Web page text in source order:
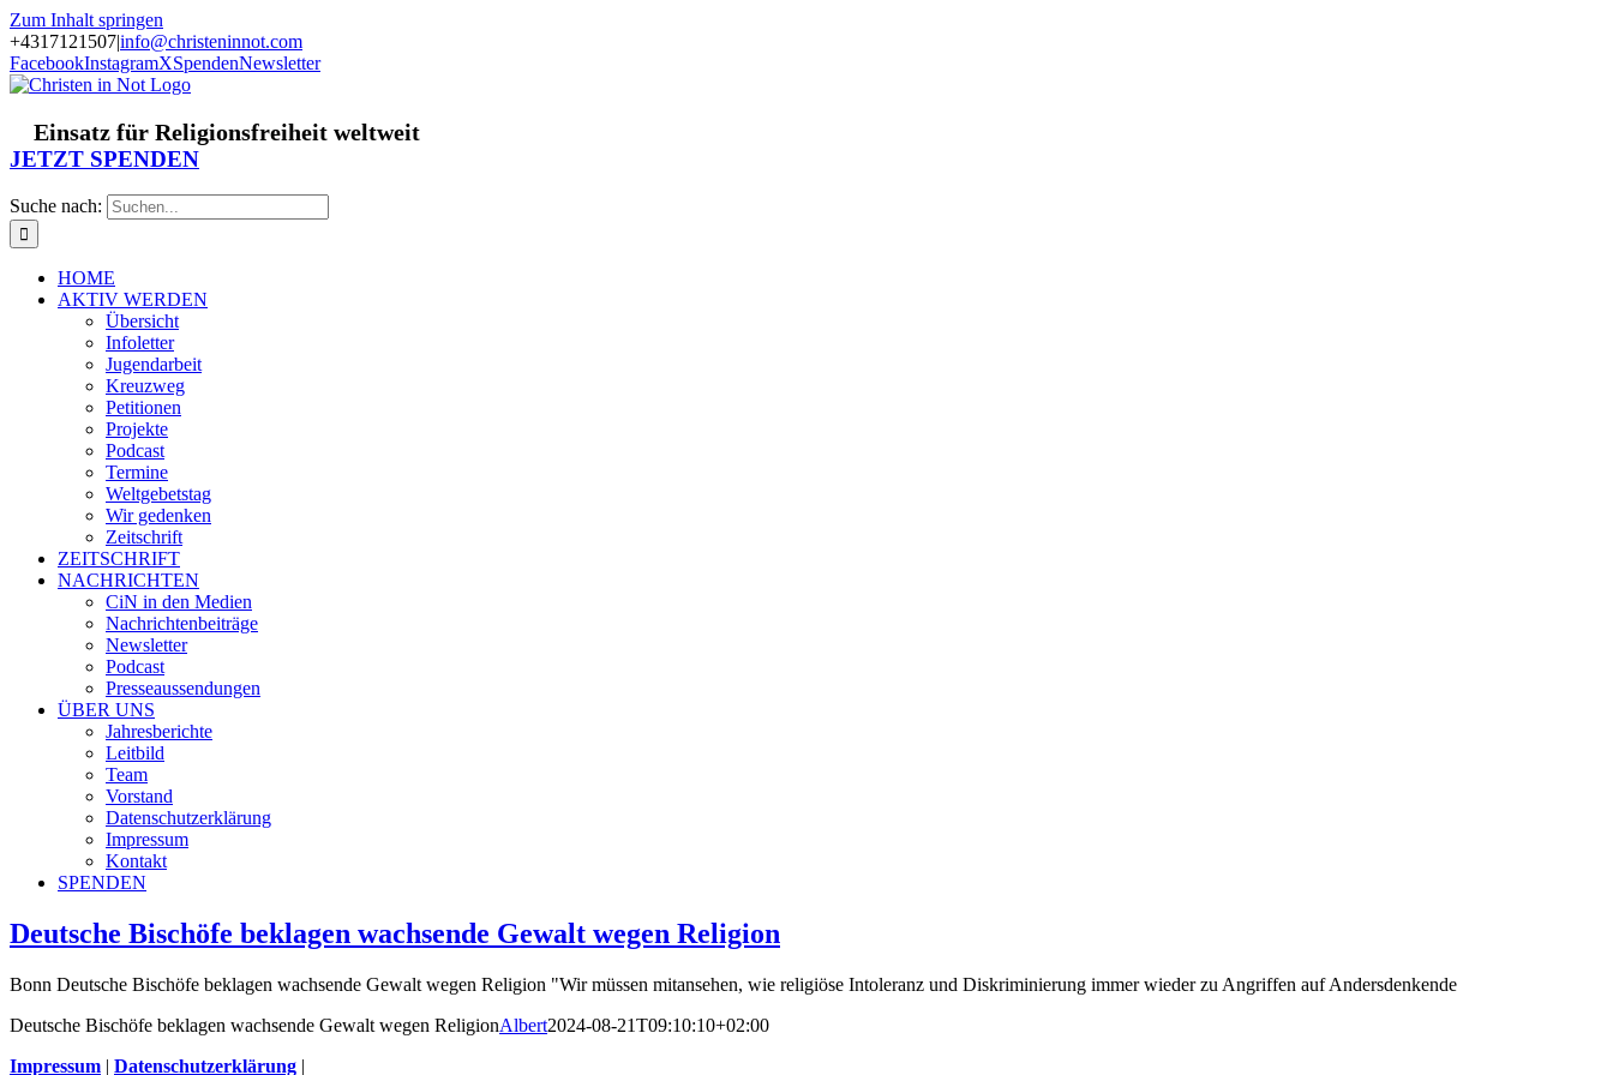
Zum Inhalt springen
+4317121507|info@christeninnot.com
FacebookInstagramXSpendenNewsletter
Einsatz für Religionsfreiheit weltweit
JETZT SPENDEN
Suche nach:
HOME
AKTIV WERDEN
Übersicht
Infoletter
Jugendarbeit
Kreuzweg
Petitionen
Projekte
Podcast
Termine
Weltgebetstag
Wir gedenken
Zeitschrift
ZEITSCHRIFT
NACHRICHTEN
CiN in den Medien
Nachrichtenbeiträge
Newsletter
Podcast
Presseaussendungen
ÜBER UNS
Jahresberichte
Leitbild
Team
Vorstand
Datenschutzerklärung
Impressum
Kontakt
SPENDEN
Deutsche Bischöfe beklagen wachsende Gewalt wegen Religion
Bonn Deutsche Bischöfe beklagen wachsende Gewalt wegen Religion "Wir müssen mitansehen, wie religiöse Intoleranz und Diskriminierung immer wieder zu Angriffen auf Andersdenkende
Deutsche Bischöfe beklagen wachsende Gewalt wegen ReligionAlbert2024-08-21T09:10:10+02:00
Impressum | Datenschutzerklärung |